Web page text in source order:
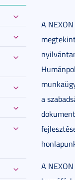
A
a
A